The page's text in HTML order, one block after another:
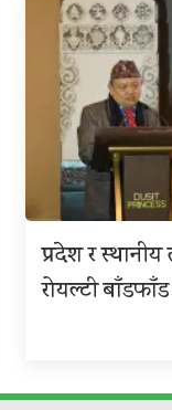
प्रदेश र
रोयल्टी